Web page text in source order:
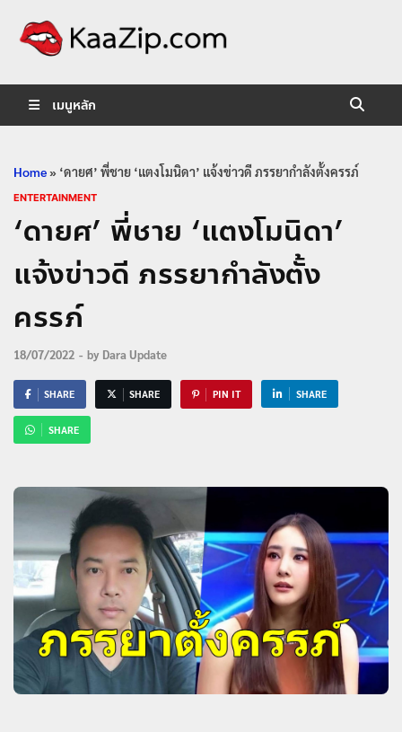
เมนูหลัก
Home» ‘ดายศ’ พี่ชาย ‘แตงโมนิดา’ แจ้งข่าวดี ภรรยากำลังตั้งครรภ์
ENTERTAINMENT
‘ดายศ’ พี่ชาย ‘แตงโมนิดา’
แจ้งข่าวดี ภรรยากำลังตั้ง
ครรภ์
18/07/2022 - by Dara Update
SHARE SHARE PIN IT SHARE
SHARE